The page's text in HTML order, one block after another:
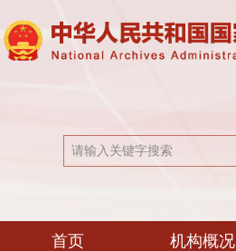
首页 机构概况